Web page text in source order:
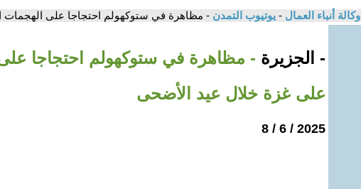
وكالة أنباء العمال - يوتيوب التمدن - مظاهرة في ستوكهولم احتجاجا على الهجمات
- الجزيرة - مظاهرة في ستوكهولم احتجاجا على
على غزة خلال عيد الأضحى
2025 / 6 / 8